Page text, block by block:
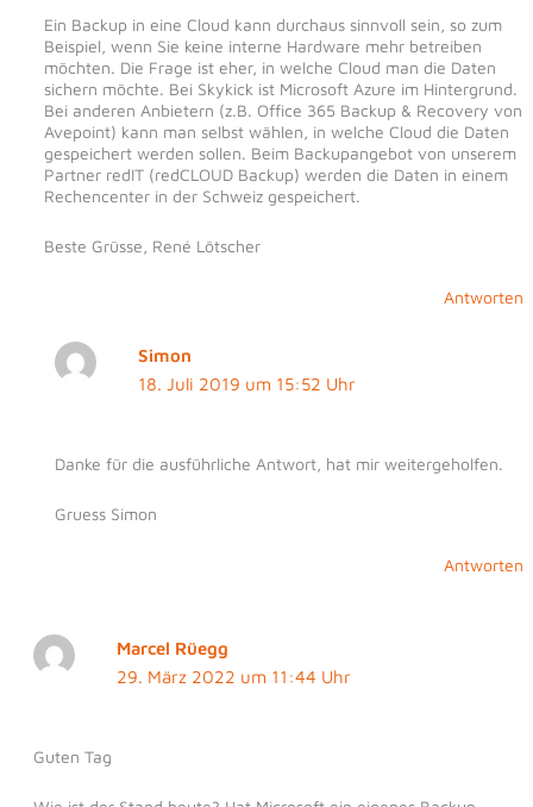
Ein Backup in eine Cloud kann durchaus sinnvoll sein, so zum
Beispiel, wenn Sie keine interne Hardware mehr betreiben
möchten. Die Frage ist eher, in welche Cloud man die Daten
sichern möchte. Bei Skykick ist Microsoft Azure im Hintergrund.
Bei anderen Anbietern (z.B. Office 365 Backup & Recovery von
Avepoint) kann man selbst wählen, in welche Cloud die Daten
gespeichert werden sollen. Beim Backupangebot von unserem
Partner redIT (redCLOUD Backup) werden die Daten in einem
Rechencenter in der Schweiz gespeichert.
Beste Grüsse, René Lötscher
Antworten
Simon
18. Juli 2019 um 15:52 Uhr
Danke für die ausführliche Antwort, hat mir weitergeholfen.
Gruess Simon
Antworten
Marcel Rüegg
29. März 2022 um 11:44 Uhr
Guten Tag